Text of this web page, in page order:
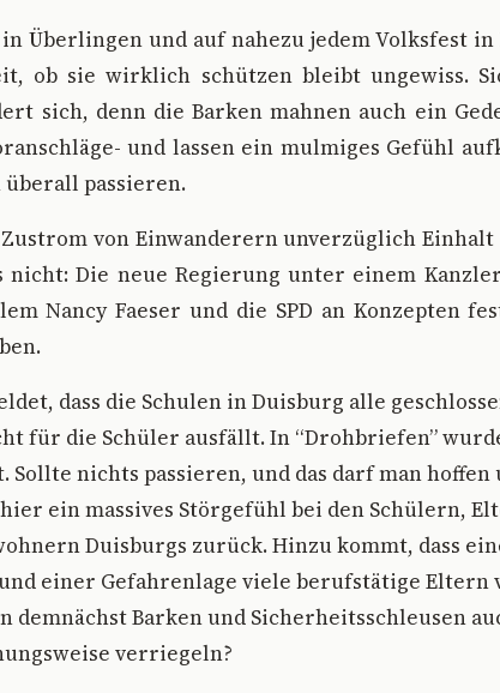
Überlingen und auf nahezu jedem Volksfest in
ob sie wirklich schützen bleibt ungewiss.
sich, denn die Barken mahnen auch ein
und lassen ein mulmiges Gefühl
passieren.
von Einwanderern unverzüglich Einhalt
nicht: Die neue Regierung unter einem
Nancy Faeser und die SPD an Konzepten
dass die Schulen in Duisburg alle
für die Schüler ausfällt. In “Drohbriefen”
Sollte nichts passieren, und das darf man hoffen
ein massives Störgefühl bei den Schülern,
Duisburgs zurück. Hinzu kommt, dass
einer Gefahrenlage viele berufstätige Eltern
demnächst Barken und Sicherheitsschleusen
verriegeln?